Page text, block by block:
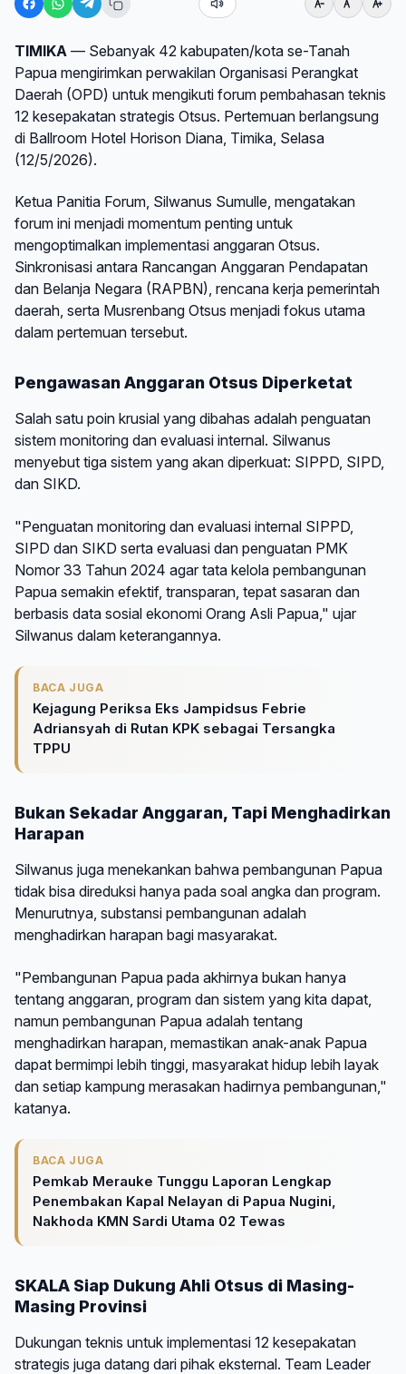
TIMIKA — Sebanyak 42 kabupaten/kota se-Tanah
Papua mengirimkan perwakilan Organisasi Perangkat
Daerah (OPD) untuk mengikuti forum pembahasan teknis
12 kesepakatan strategis Otsus. Pertemuan berlangsung
di Ballroom Hotel Horison Diana, Timika, Selasa
(12/5/2026).
Ketua Panitia Forum, Silwanus Sumulle, mengatakan
forum ini menjadi momentum penting untuk
mengoptimalkan implementasi anggaran Otsus.
Sinkronisasi antara Rancangan Anggaran Pendapatan
dan Belanja Negara (RAPBN), rencana kerja pemerintah
daerah, serta Musrenbang Otsus menjadi fokus utama
dalam pertemuan tersebut.
Pengawasan Anggaran Otsus Diperketat
Salah satu poin krusial yang dibahas adalah penguatan
sistem monitoring dan evaluasi internal. Silwanus
menyebut tiga sistem yang akan diperkuat: SIPPD, SIPD,
dan SIKD.
"Penguatan monitoring dan evaluasi internal SIPPD,
SIPD dan SIKD serta evaluasi dan penguatan PMK
Nomor 33 Tahun 2024 agar tata kelola pembangunan
Papua semakin efektif, transparan, tepat sasaran dan
berbasis data sosial ekonomi Orang Asli Papua," ujar
Silwanus dalam keterangannya.
BACA JUGA
Kejagung Periksa Eks Jampidsus Febrie
Adriansyah di Rutan KPK sebagai Tersangka
TPPU
Bukan Sekadar Anggaran, Tapi Menghadirkan
Harapan
Silwanus juga menekankan bahwa pembangunan Papua
tidak bisa direduksi hanya pada soal angka dan program.
Menurutnya, substansi pembangunan adalah
menghadirkan harapan bagi masyarakat.
"Pembangunan Papua pada akhirnya bukan hanya
tentang anggaran, program dan sistem yang kita dapat,
namun pembangunan Papua adalah tentang
menghadirkan harapan, memastikan anak-anak Papua
dapat bermimpi lebih tinggi, masyarakat hidup lebih layak
dan setiap kampung merasakan hadirnya pembangunan,"
katanya.
BACA JUGA
Pemkab Merauke Tunggu Laporan Lengkap
Penembakan Kapal Nelayan di Papua Nugini,
Nakhoda KMN Sardi Utama 02 Tewas
SKALA Siap Dukung Ahli Otsus di Masing-
Masing Provinsi
Dukungan teknis untuk implementasi 12 kesepakatan
strategis juga datang dari pihak eksternal. Team Leader